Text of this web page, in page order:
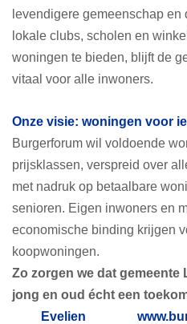
levendigere gemeenschap
lokale clubs, scholen en
woningen te bieden, blijft de
vitaal voor alle inwoners.
Onze visie: woningen voor
Burgerforum wil voldoende
prijsklassen, verspreid over
met nadruk op betaalbare
senioren. Eigen inwoners en
economische binding krijgen
koopwoningen.
Zo zorgen we dat gemeente
jong en oud écht een
Evelien